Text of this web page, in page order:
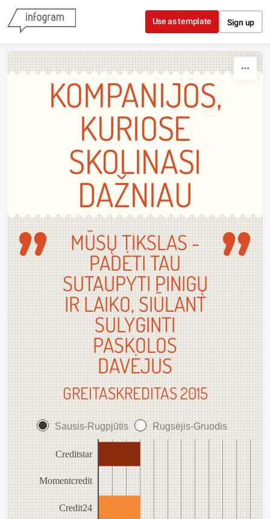
Skip to content
Use as template Sign up
KOMPANIJOS,
KURIOSE
SKOLINASI
DAŽNIAU
MŪSŲ TIKSLAS -
PADĖTI TAU
SUTAUPYTI PINIGŲ
IR LAIKO, SIŪLANT
SULYGINTI
PASKOLOS
DAVĖJUS
GREITASKREDITAS 2015
Sausis-Rugpjūtis Rugsėjis-Gruodis
Creditstar
Momentcredit
Credit24